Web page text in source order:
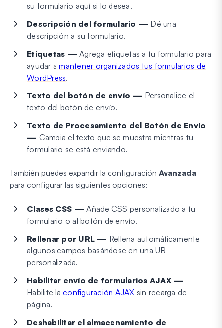
su formulario aquí si lo desea.
Descripción del formulario — Dé una
descripción a su formulario.
Etiquetas — Agrega etiquetas a tu formulario para
ayudar amantener organizados tus formularios de
WordPress.
Texto del botón de envío — Personalice el
texto del botón de envío.
Texto de Procesamiento del Botón de Envío
— Cambia el texto que se muestra mientras tu
formulario se está enviando.
También puedes expandir la configuración Avanzada
para configurar las siguientes opciones:
Clases CSS — Añade CSS personalizado a tu
formulario o al botón de envío.
Rellenar por URL — Rellena automáticamente
algunos campos basándose en una URL
personalizada.
Habilitar envío de formularios AJAX —
Habilite la configuración AJAX sin recarga de
página.
Deshabilitar el almacenamiento de